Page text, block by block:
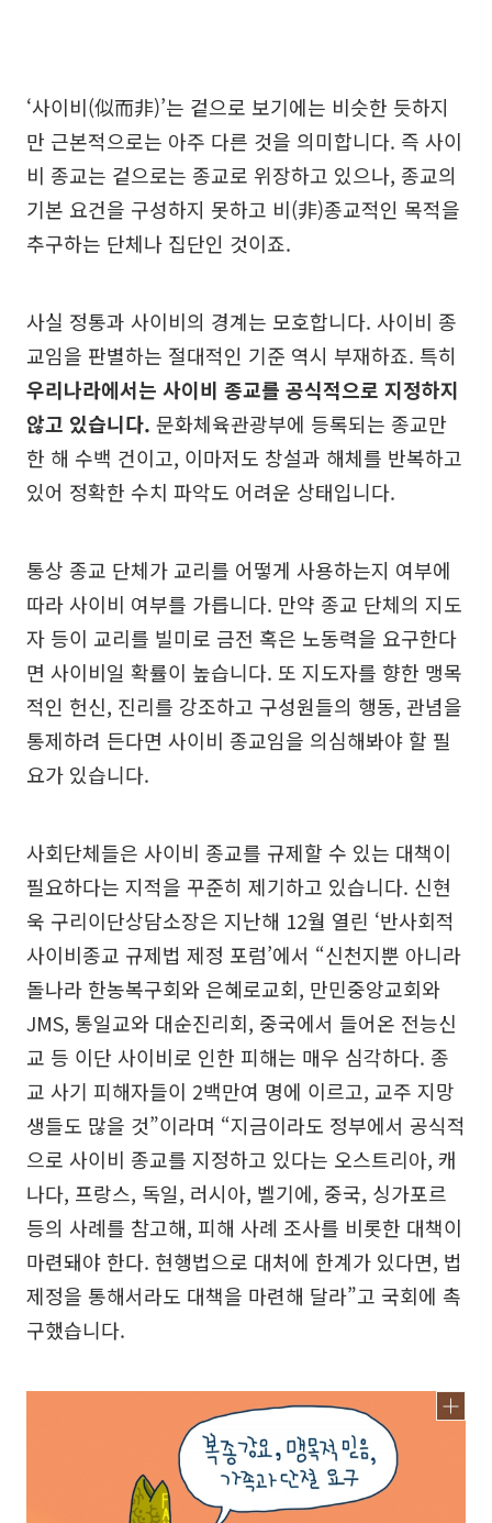
‘사이비(似而非)’는 겉으로 보기에는 비슷한 듯하지
만 근본적으로는 아주 다른 것을 의미합니다. 즉 사이
비 종교는 겉으로는 종교로 위장하고 있으나, 종교의
기본 요건을 구성하지 못하고 비(非)종교적인 목적을
추구하는 단체나 집단인 것이죠.
사실 정통과 사이비의 경계는 모호합니다. 사이비 종
교임을 판별하는 절대적인 기준 역시 부재하죠. 특히
우리나라에서는 사이비 종교를 공식적으로 지정하지
않고 있습니다. 문화체육관광부에 등록되는 종교만
한 해 수백 건이고, 이마저도 창설과 해체를 반복하고
있어 정확한 수치 파악도 어려운 상태입니다.
통상 종교 단체가 교리를 어떻게 사용하는지 여부에
따라 사이비 여부를 가릅니다. 만약 종교 단체의 지도
자 등이 교리를 빌미로 금전 혹은 노동력을 요구한다
면 사이비일 확률이 높습니다. 또 지도자를 향한 맹목
적인 헌신, 진리를 강조하고 구성원들의 행동, 관념을
통제하려 든다면 사이비 종교임을 의심해봐야 할 필
요가 있습니다.
사회단체들은 사이비 종교를 규제할 수 있는 대책이
필요하다는 지적을 꾸준히 제기하고 있습니다. 신현
욱 구리이단상담소장은 지난해 12월 열린 ‘반사회적
사이비종교 규제법 제정 포럼’에서 “신천지뿐 아니라
돌나라 한농복구회와 은혜로교회, 만민중앙교회와
JMS, 통일교와 대순진리회, 중국에서 들어온 전능신
교 등 이단 사이비로 인한 피해는 매우 심각하다. 종
교 사기 피해자들이 2백만여 명에 이르고, 교주 지망
생들도 많을 것”이라며 “지금이라도 정부에서 공식적
으로 사이비 종교를 지정하고 있다는 오스트리아, 캐
나다, 프랑스, 독일, 러시아, 벨기에, 중국, 싱가포르
등의 사례를 참고해, 피해 사례 조사를 비롯한 대책이
마련돼야 한다. 현행법으로 대처에 한계가 있다면, 법
제정을 통해서라도 대책을 마련해 달라”고 국회에 촉
구했습니다.